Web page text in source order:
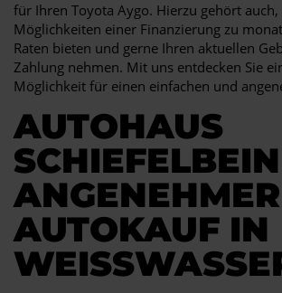
für Ihren Toyota Aygo. Hierzu gehört
Möglichkeiten einer Finanzierung zu
Raten bieten und gerne Ihren aktuellen
Zahlung nehmen. Mit uns entdecken Sie
Möglichkeit für einen einfachen und
AUTOHAUS
ANGENEHMER
AUTOKAUF IN
WEISSWASSER